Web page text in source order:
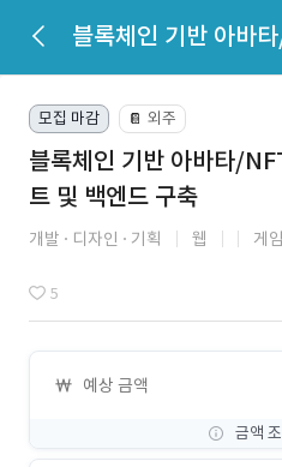
모집 마감 📔 외주
블록체인 기반 아바타/
트 및 백엔드 구축
개발 디자인 기획 웹 게
5
예상 금액
금액